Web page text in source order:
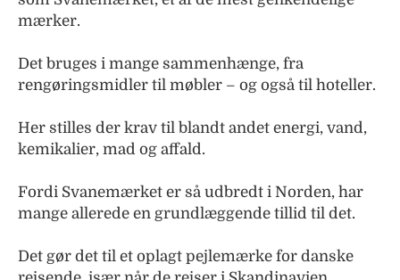
mærker.
Det bruges i mange sammenhænge, fra
rengøringsmidler til møbler – og også til hoteller.
Her stilles der krav til blandt andet energi, vand,
kemikalier, mad og affald.
Fordi Svanemærket er så udbredt i Norden, har
mange allerede en grundlæggende tillid til det.
Det gør det til et oplagt pejlemærke for danske